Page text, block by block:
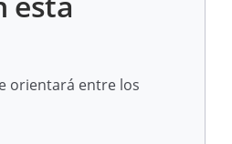
orientará entre los